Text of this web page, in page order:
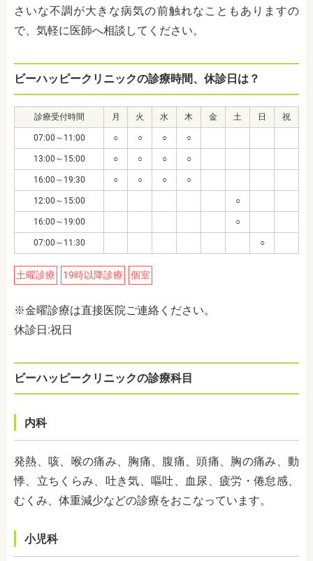
さいな不調が大きな病気の前触れなこともありますの
で、気軽に医師へ相談してください。
ビーハッピークリニックの診療時間、休診日は？
診療受付時間 月 火 水 木 金 土 日 祝
07:00～11:00 ○ ○ ○ ○
13:00～15:00 ○ ○ ○ ○
16:00～19:30 ○ ○ ○ ○
12:00～15:00 ○
16:00～19:00 ○
07:00～11:30 ○
土曜診療 19時以降診療 個室
※金曜診療は直接医院ご連絡ください。
休診日:祝日
ビーハッピークリニックの診療科目
内科
発熱、咳、喉の痛み、胸痛、腹痛、頭痛、胸の痛み、動
悸、立ちくらみ、吐き気、嘔吐、血尿、疲労・倦怠感、
むくみ、体重減少などの診療をおこなっています。
小児科